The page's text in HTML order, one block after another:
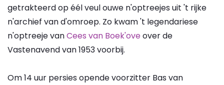
getrakteerd op éél veul ouwe n'optreejes uit 't rijke
n'archief van d'omroep. Zo kwam 't legendariese
n'optreeje vanCees van Boek'oveover de
Vastenavend van 1953 voorbij.
Om 14 uur persies opende voorzitter Bas van